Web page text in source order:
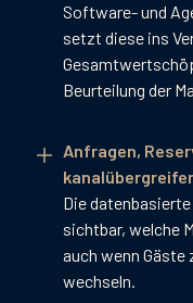
Software- und
setzt diese ins
Beurteilung der
Anfragen,
Die
sichtbar, welche
auch wenn
wechseln.